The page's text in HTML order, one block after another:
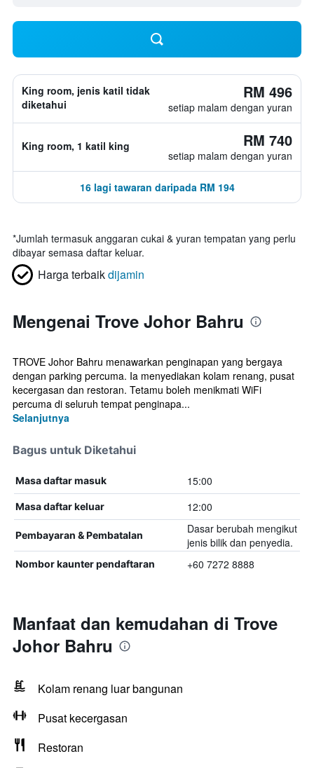
King room, jenis katil tidak
diketahui
RM 496
setiap malam dengan yuran
King room, 1 katil king RM 740
setiap malam dengan yuran
16 lagi tawaran daripada RM 194
*Jumlah termasuk anggaran cukai & yuran tempatan yang perlu
dibayar semasa daftar keluar.
Harga terbaikdijamin
Mengenai Trove Johor Bahru
TROVE Johor Bahru menawarkan penginapan yang bergaya
dengan parking percuma. Ia menyediakan kolam renang, pusat
kecergasan dan restoran. Tetamu boleh menikmati WiFi
percuma di seluruh tempat penginapa...
Selanjutnya
Bagus untuk Diketahui
Masa daftar masuk 15:00
Masa daftar keluar 12:00
Pembayaran & Pembatalan
Dasar berubah mengikut
jenis bilik dan penyedia.
Nombor kaunter pendaftaran +60 7272 8888
Manfaat dan kemudahan di Trove
Johor Bahru
Kolam renang luar bangunan
Pusat kecergasan
Restoran